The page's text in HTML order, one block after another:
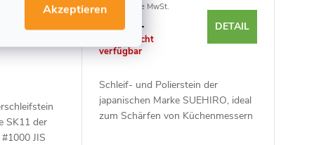
Akzeptieren
SK11 der
JIS
€23,62 ohne MwSt.
€28,11
Derzeit nicht
verfügbar
DETAIL
Schleif- und Polierstein der
japanischen Marke SUEHIRO, ideal
zum Schärfen von Küchenmessern